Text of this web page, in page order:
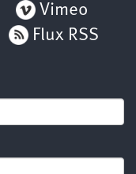
Vimeo
Flux RSS